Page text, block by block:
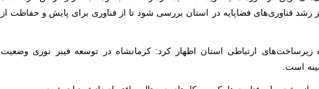
فناوری‌های فضاپایه در استان بررسی شود تا از فناوری برای پایش و حفاظت از
زیرساخت‌های ارتباطی استان اظهار کرد: کرمانشاه در توسعه فیبر نوری وضعیت
است.